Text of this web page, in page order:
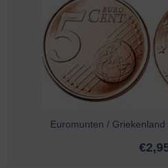
Euromunten /
€